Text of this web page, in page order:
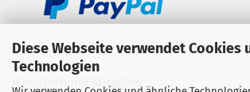
Diese Webseite verwendet Cookies
Technologien
Händlerbund Mitglied